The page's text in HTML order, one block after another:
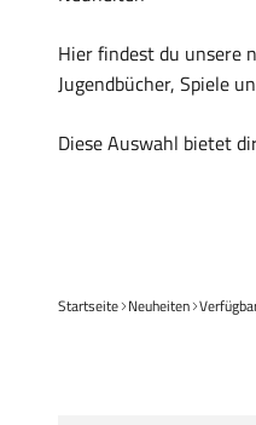
Hier findest du unsere
Jugendbücher, Spiele
Diese Auswahl bietet
Startseite Neuheiten